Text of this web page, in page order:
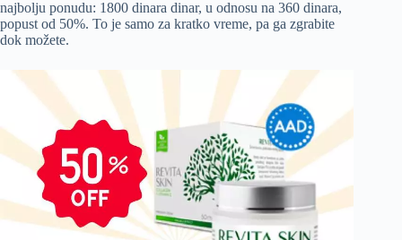
najbolju ponudu: 1800 dinara dinar, u odnosu na 360 dinara,
popust od 50%. To je samo za kratko vreme, pa ga zgrabite
dok možete.